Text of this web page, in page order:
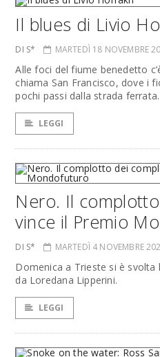
Il blues di Livio
DI S* MARTEDÌ 18 NOVEMBRE
Alle foci del fiume benedetto
chiama San Francisco, dove i
pochi passi dalla strada ferrata.
LEGGI
Nero. Il
vince il Premio
DI S* MARTEDÌ 4 NOVEMBRE
Domenica a Trieste si è
da Loredana Lipperini.
LEGGI